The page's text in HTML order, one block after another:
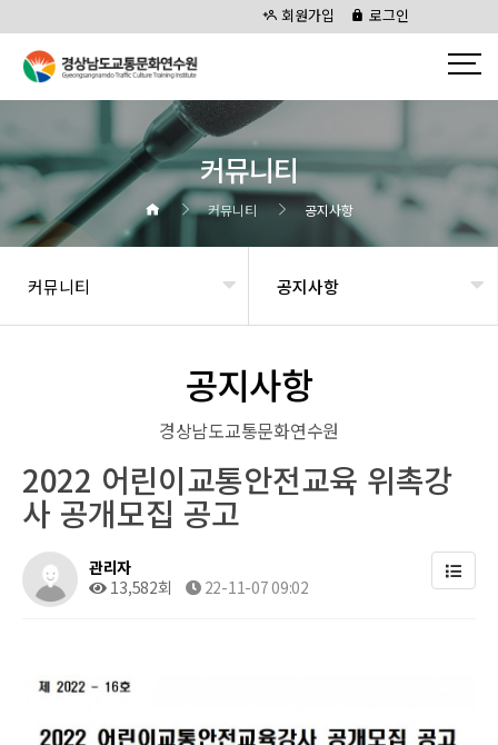
회원가입 로그인
커뮤니티
커뮤니티 공지사항
커뮤니티 공지사항
공지사항
경상남도교통문화연수원
2022 어린이교통안전교육 위촉강
사 공개모집 공고
관리자
13,582회
22-11-07 09:02